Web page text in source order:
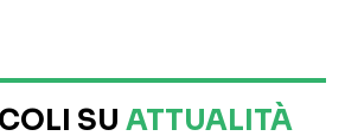
SU ATTUALITÀ